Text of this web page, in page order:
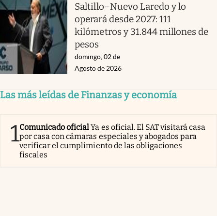
Saltillo–Nuevo Laredo y lo
operará desde 2027: 111
kilómetros y 31.844 millones de
pesos
domingo, 02 de
Agosto de 2026
Las más leídas de Finanzas y economía
1Comunicado oficialYa es oficial. El SAT visitará casa
por casa con cámaras especiales y abogados para
verificar el cumplimiento de las obligaciones
fiscales